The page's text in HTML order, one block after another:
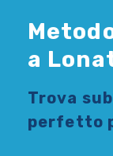
a
Trova
perfetto